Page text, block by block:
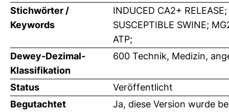
Stichwörter /
Keywords
INDUCED CA2+
SUSCEPTIBLE SWINE;
ATP;
Dewey-Dezimal-
Klassifikation
600 Technik, Medizin,
Status
Veröffentlicht
Begutachtet
Ja, diese Version wurde